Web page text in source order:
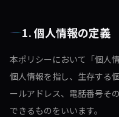
1. 個人情報の定義
本ポリシーにおいて「個人
個人情報を指し、生存する
ールアドレス、電話番号そ
できるものをいいます。